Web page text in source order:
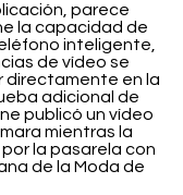
parece
la capacidad de
inteligente,
de vídeo se
directamente en la
adicional de
publicó un vídeo
mientras la
la pasarela con
de la Moda de